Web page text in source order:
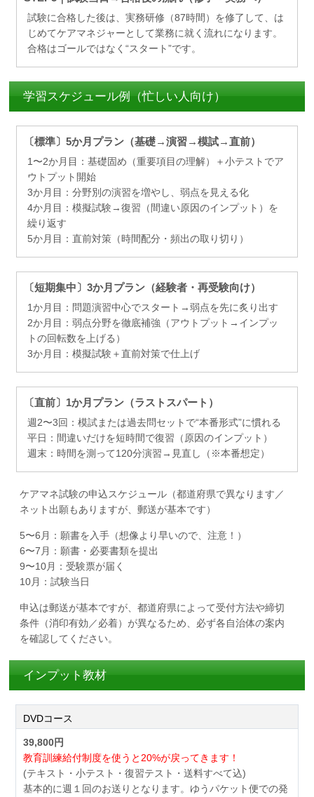
試験に合格した後は、実務研修（87時間）を修了して、は
じめてケアマネジャーとして業務に就く流れになります。
合格はゴールではなく“スタート”です。
学習スケジュール例（忙しい人向け）
〔標準〕5か月プラン（基礎→演習→模試→直前）
1〜2か月目：基礎固め（重要項目の理解）＋小テストでア
ウトプット開始
3か月目：分野別の演習を増やし、弱点を見える化
4か月目：模擬試験→復習（間違い原因のインプット）を
繰り返す
5か月目：直前対策（時間配分・頻出の取り切り）
〔短期集中〕3か月プラン（経験者・再受験向け）
1か月目：問題演習中心でスタート→弱点を先に炙り出す
2か月目：弱点分野を徹底補強（アウトプット→インプッ
トの回転数を上げる）
3か月目：模擬試験＋直前対策で仕上げ
〔直前〕1か月プラン（ラストスパート）
週2〜3回：模試または過去問セットで“本番形式”に慣れる
平日：間違いだけを短時間で復習（原因のインプット）
週末：時間を測って120分演習→見直し（※本番想定）
ケアマネ試験の申込スケジュール（都道府県で異なります／
ネット出願もありますが、郵送が基本です）
5〜6月：願書を入手（想像より早いので、注意！）
6〜7月：願書・必要書類を提出
9〜10月：受験票が届く
10月：試験当日
申込は郵送が基本ですが、都道府県によって受付方法や締切
条件（消印有効／必着）が異なるため、必ず各自治体の案内
を確認してください。
インプット教材
DVDコース
39,800円
教育訓練給付制度を使うと20%が戻ってきます！
(テキスト・小テスト・復習テスト・送料すべて込)
基本的に週１回のお送りとなります。ゆうパケット便での発